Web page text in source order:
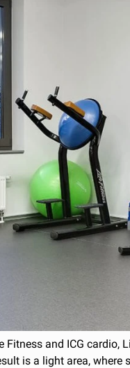
and ICG cardio,
is a light area, where